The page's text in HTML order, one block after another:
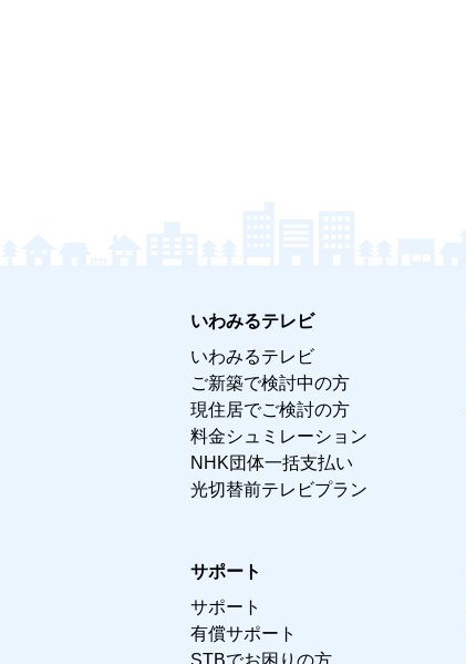
いわみるテレビ
いわみるテレビ
ご新築で検討中の方
現住居でご検討の方
料金シュミレーション
NHK団体一括支払い
光切替前テレビプラン
サポート
サポート
有償サポート
STBでお困りの方